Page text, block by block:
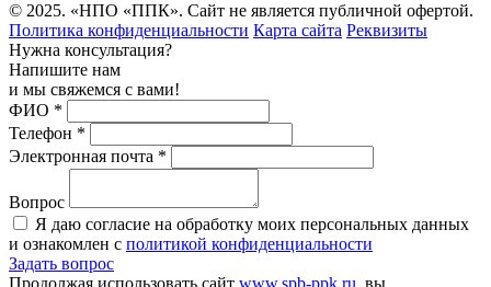
© 2025. «НПО «ППК». Сайт не является публичной офертой.
Политика конфиденциальности Карта сайта Реквизиты
Нужна консультация?
Напишите нам
и мы свяжемся с вами!
ФИО *
Телефон *
Электронная почта *
Вопрос
Я даю согласие на обработку моих персональных данных
и ознакомлен с политикой конфиденциальности
Задать вопрос